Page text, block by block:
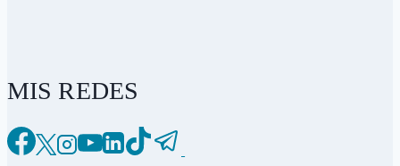
MIS REDES